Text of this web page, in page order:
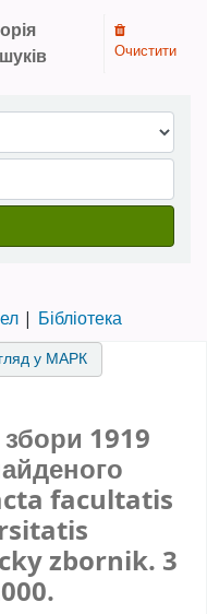
каталог
Очистити
Бібліотека
у МАРК
збори 1919
facultatis
zbornik. 3